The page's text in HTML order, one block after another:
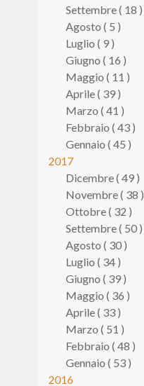
Settembre ( 18 )
Agosto ( 5 )
Luglio ( 9 )
Giugno ( 16 )
Maggio ( 11 )
Aprile ( 39 )
Marzo ( 41 )
Febbraio ( 43 )
Gennaio ( 45 )
2017
Dicembre ( 49 )
Novembre ( 38 )
Ottobre ( 32 )
Settembre ( 50 )
Agosto ( 30 )
Luglio ( 34 )
Giugno ( 39 )
Maggio ( 36 )
Aprile ( 33 )
Marzo ( 51 )
Febbraio ( 48 )
Gennaio ( 53 )
2016